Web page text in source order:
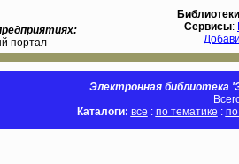
портал
Библиотеки
Сервисы:
Электронная библиотека
Каталоги: все : по тематике :